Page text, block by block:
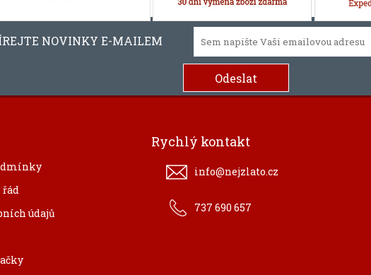
NOVINKY E-MAILEM
údajů
Rychlý kontakt
info@nejzlato.cz
737 690 657